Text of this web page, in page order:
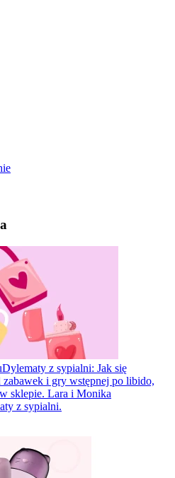
Dylematy z sypialni: Jak się
zabawek i gry wstępnej po libido,
sklepie. Lara i Monika
z sypialni.